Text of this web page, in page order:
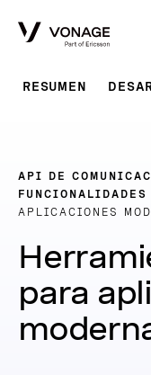
RESUMEN
API DE
FUNCIONALIDADES
APLICACIONES
para